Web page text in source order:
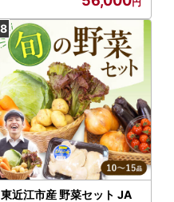
東近江市産 野菜セット JA